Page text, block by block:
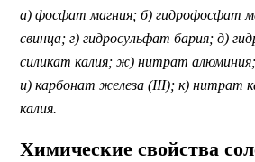
а) фосфат магния; б) гидрофосфат
свинца; г) гидросульфат бария; д)
силикат калия; ж) нитрат
и) карбонат железа (III); к) нитрат
калия.
Химические свойства